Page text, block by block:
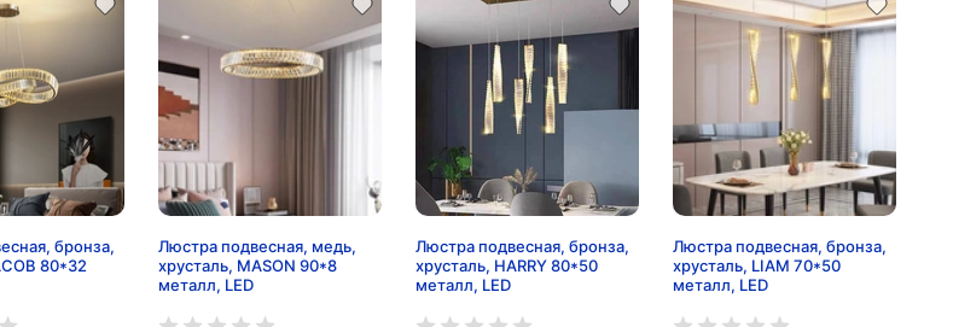
бронза,
80*32
Люстра подвесная, медь,
хрусталь, MASON 90*8
металл, LED
Люстра подвесная, бронза,
хрусталь, HARRY 80*50
металл, LED
Люстра подвесная, бронза,
хрусталь, LIAM 70*50
металл, LED